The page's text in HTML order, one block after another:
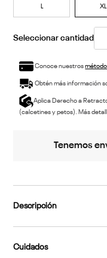
L XL
Conoce nuestros
Obtén más información
Aplica Derecho a
(calcetines y petos). Más
Tenemos
Descripción
Cuidados